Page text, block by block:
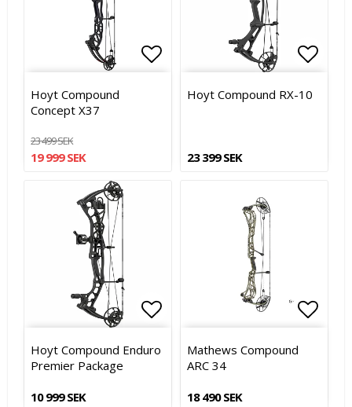
Lägg till i favoritlistan
Lägg till i favoritlistan
Hoyt Compound
Concept X37
23 499 SEK
19 999 SEK
Hoyt Compound RX-10
23 399 SEK
Lägg till i favoritlistan
Hoyt Compound Enduro
Premier Package
10 999 SEK
Mathews Compound
ARC 34
18 490 SEK